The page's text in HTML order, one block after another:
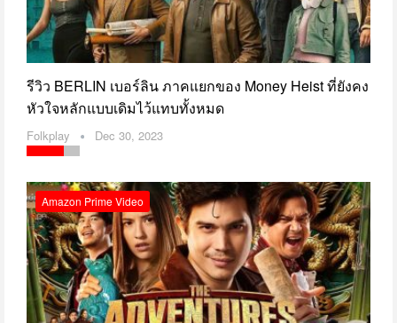
รีวิว BERLIN เบอร์ลิน ภาคแยกของ Money Heist ที่ยังคง
หัวใจหลักแบบเดิมไว้แทบทั้งหมด
Folkplay Dec 30, 2023
Amazon Prime Video